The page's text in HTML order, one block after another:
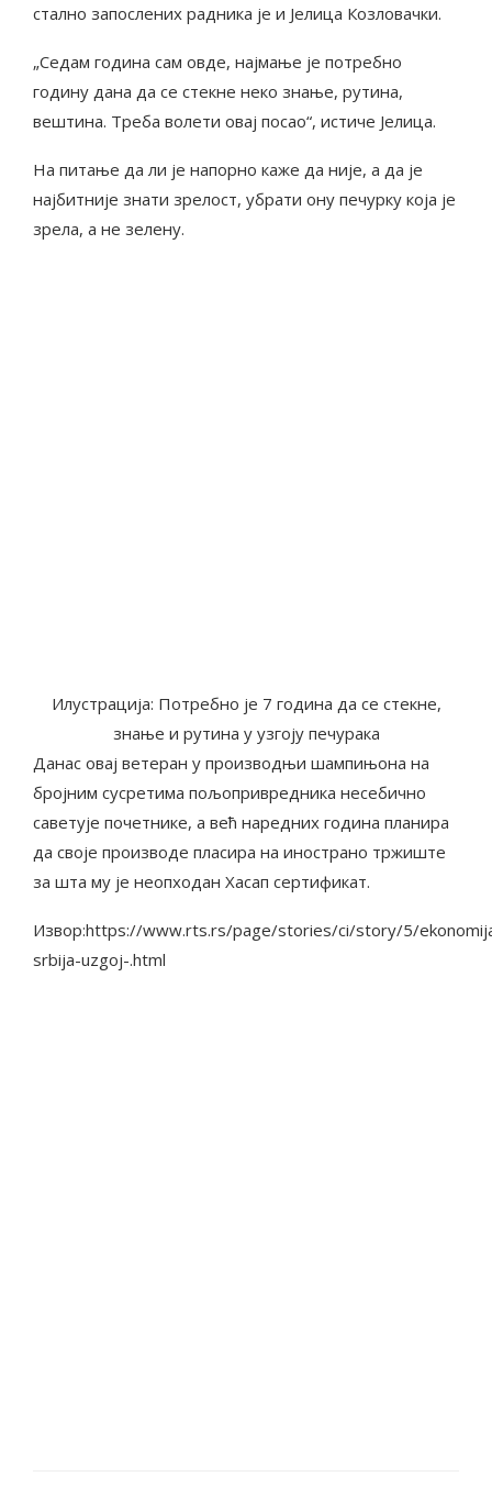
стално запослених радника је и Јелица Козловачки.
„Седам година сам овде, најмање је потребно
годину дана да се стекне неко знање, рутина,
вештина. Треба волети овај посао“, истиче Јелица.
На питање да ли је напорно каже да није, а да је
најбитније знати зрелост, убрати ону печурку која је
зрела, а не зелену.
Илустрација: Потребно је 7 година да се стекне,
знање и рутина у узгоју печурака
Данас овај ветеран у производњи шампињона на
бројним сусретима пољопривредника несебично
саветује почетнике, а већ наредних година планира
да своје производе пласира на инострано тржиште
за шта му је неопходан Хасап сертификат.
Извор:https://www.rts.rs/page/stories/ci/story/5/
srbija-uzgoj-.html